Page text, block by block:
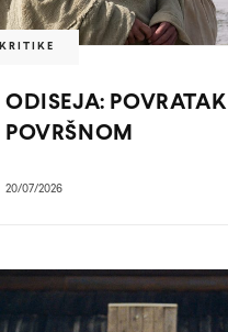
KRITIKE
ODISEJA: POVRATAK
POVRŠNOM
20/07/2026